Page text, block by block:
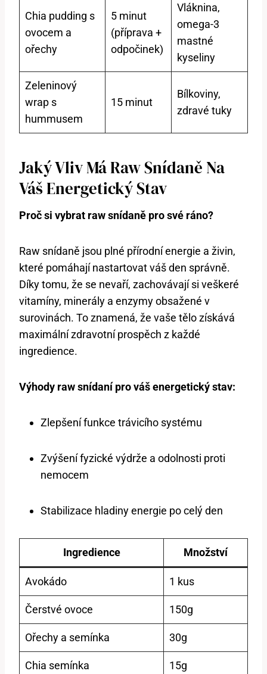
Chia pudding s
ovocem a
ořechy
5 minut
(příprava +
odpočinek)
Vláknina,
omega-3
mastné
kyseliny
Zeleninový
wrap s
hummusem
15 minut
Bílkoviny,
zdravé tuky
Jaký Vliv Má Raw Snídaně Na
Váš Energetický Stav
Proč si vybrat raw snídaně pro své ráno?
Raw snídaně jsou plné přírodní energie a živin,
které pomáhají nastartovat váš den správně.
Díky tomu, že se nevaří, zachovávají si veškeré
vitamíny, minerály a enzymy obsažené v
surovinách. To znamená, že vaše tělo získává
maximální zdravotní prospěch z každé
ingredience.
Výhody raw snídaní pro váš energetický stav:
Zlepšení funkce trávicího systému
Zvýšení fyzické výdrže a odolnosti proti
nemocem
Stabilizace hladiny energie po celý den
Ingredience Množství
Avokádo 1 kus
Čerstvé ovoce 150g
Ořechy a semínka 30g
Chia semínka 15g